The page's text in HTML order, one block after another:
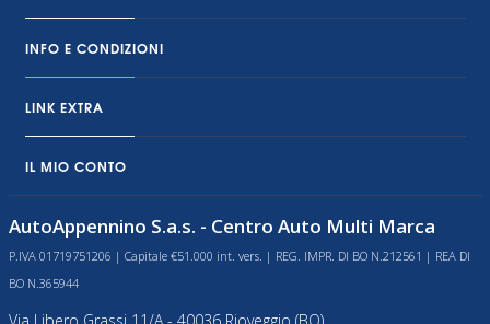
INFO E CONDIZIONI
LINK EXTRA
IL MIO CONTO
AutoAppennino S.a.s. - Centro Auto Multi Marca
P.IVA 01719751206 | Capitale €51.000 int. vers. | REG. IMPR. DI BO N.212561 | REA DI
BO N.365944
Via Libero Grassi 11/A - 40036 Rioveggio (BO)